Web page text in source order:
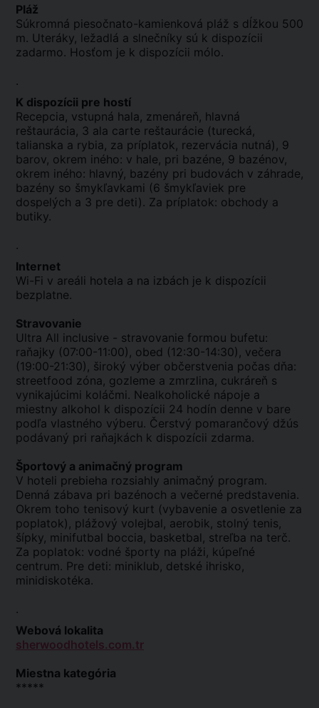
Pláž
Súkromná piesočnato-kamienková pláž s dĺžkou 500
m. Uteráky, ležadlá a slnečníky sú k dispozícii
zadarmo. Hosťom je k dispozícii mólo.
.
K dispozícii pre hostí
Recepcia, vstupná hala, zmenáreň, hlavná
reštaurácia, 3 ala carte reštaurácie (turecká,
talianska a rybia, za príplatok, rezervácia nutná), 9
barov, okrem iného: v hale, pri bazéne, 9 bazénov,
okrem iného: hlavný, bazény pri budovách v záhrade,
bazény so šmykľavkami (6 šmykľaviek pre
dospelých a 3 pre deti). Za príplatok: obchody a
butiky.
.
Internet
Wi-Fi v areáli hotela a na izbách je k dispozícii
bezplatne.
Stravovanie
Ultra All inclusive - stravovanie formou bufetu:
raňajky (07:00-11:00), obed (12:30-14:30), večera
(19:00-21:30), široký výber občerstvenia počas dňa:
streetfood zóna, gozleme a zmrzlina, cukráreň s
vynikajúcimi koláčmi. Nealkoholické nápoje a
miestny alkohol k dispozícii 24 hodín denne v bare
podľa vlastného výberu. Čerstvý pomarančový džús
podávaný pri raňajkách k dispozícii zdarma.
Športový a animačný program
V hoteli prebieha rozsiahly animačný program.
Denná zábava pri bazénoch a večerné predstavenia.
Okrem toho tenisový kurt (vybavenie a osvetlenie za
poplatok), plážový volejbal, aerobik, stolný tenis,
šípky, minifutbal boccia, basketbal, streľba na terč.
Za poplatok: vodné športy na pláži, kúpeľné
centrum. Pre deti: miniklub, detské ihrisko,
minidiskotéka.
.
Webová lokalita
sherwoodhotels.com.tr
Miestna kategória
*****